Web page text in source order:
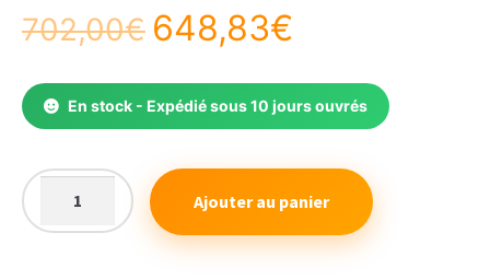
702,00€ Le
prix
initial
était :
702,00€.
648,83€
prix
actuel
est :
648,83€.
En stock - Expédié sous 10 jours ouvrés
quantité
de
Ajouter au panier